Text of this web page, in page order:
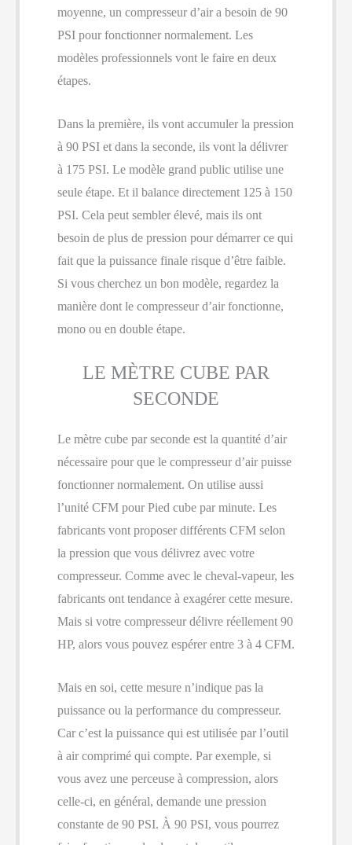
moyenne, un compresseur d’air a besoin de 90
PSI pour fonctionner normalement. Les
modèles professionnels vont le faire en deux
étapes.
Dans la première, ils vont accumuler la pression
à 90 PSI et dans la seconde, ils vont la délivrer
à 175 PSI. Le modèle grand public utilise une
seule étape. Et il balance directement 125 à 150
PSI. Cela peut sembler élevé, mais ils ont
besoin de plus de pression pour démarrer ce qui
fait que la puissance finale risque d’être faible.
Si vous cherchez un bon modèle, regardez la
manière dont le compresseur d’air fonctionne,
mono ou en double étape.
LE MÈTRE CUBE PAR
SECONDE
Le mètre cube par seconde est la quantité d’air
nécessaire pour que le compresseur d’air puisse
fonctionner normalement. On utilise aussi
l’unité CFM pour Pied cube par minute. Les
fabricants vont proposer différents CFM selon
la pression que vous délivrez avec votre
compresseur. Comme avec le cheval-vapeur, les
fabricants ont tendance à exagérer cette mesure.
Mais si votre compresseur délivre réellement 90
HP, alors vous pouvez espérer entre 3 à 4 CFM.
Mais en soi, cette mesure n’indique pas la
puissance ou la performance du compresseur.
Car c’est la puissance qui est utilisée par l’outil
à air comprimé qui compte. Par exemple, si
vous avez une perceuse à compression, alors
celle-ci, en général, demande une pression
constante de 90 PSI. À 90 PSI, vous pourrez